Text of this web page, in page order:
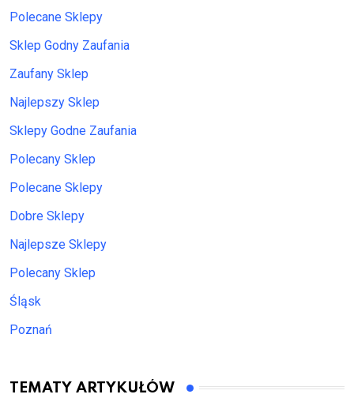
Polecane Sklepy
Sklep Godny Zaufania
Zaufany Sklep
Najlepszy Sklep
Sklepy Godne Zaufania
Polecany Sklep
Polecane Sklepy
Dobre Sklepy
Najlepsze Sklepy
Polecany Sklep
Śląsk
Poznań
TEMATY ARTYKUŁÓW